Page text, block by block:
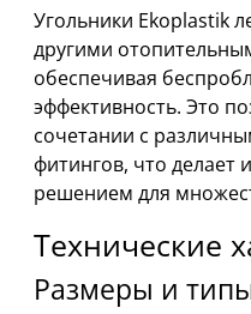
Угольники Ekoplastik
другими
обеспечивая
эффективность. Это
сочетании с
фитингов, что делает
решением для
Технические
Размеры и